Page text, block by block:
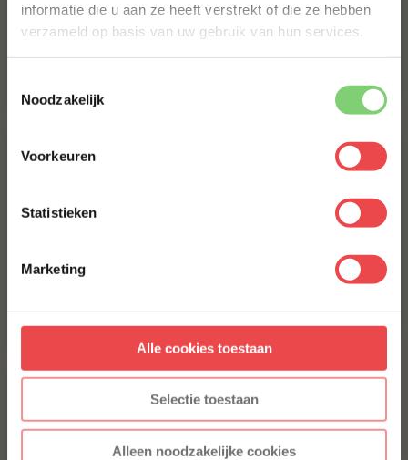
informatie die u aan ze heeft verstrekt of die ze hebben
verzameld op basis van uw gebruik van hun services.
Noodzakelijk
Voorkeuren
Statistieken
Marketing
Alle cookies toestaan
Selectie toestaan
Alleen noodzakelijke cookies
€ 5,50
€ 5,50 € 5,50
VOORNAAM
ACHTERNAAM
* Alleen voor nieuwe inschrijvers, korting niet geldig op reeds
afgeprijsde producten.